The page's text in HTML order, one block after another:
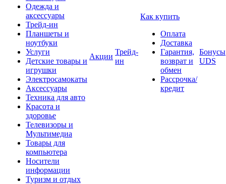
Одежда и
аксессуары
Трейд-ин
Планшеты и
ноутбуки
Услуги
Детские товары и
игрушки
Электросамокаты
Аксессуары
Техника для авто
Красота и
здоровье
Телевизоры и
Мультимедиа
Товары для
компьютера
Носители
информации
Туризм и отдых
Акции
Трейд-
ин
Как купить
Оплата
Доставка
Гарантия,
возврат и
обмен
Рассрочка/
кредит
Бонусы
UDS